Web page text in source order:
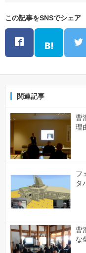
この記事をSNSでシェア
関連記事
曹
理
フ
タ
曹
な